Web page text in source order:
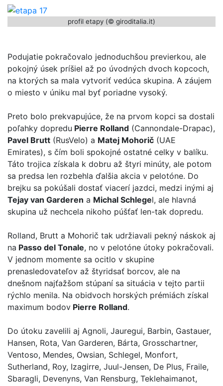
profil etapy (© giroditalia.it)
Podujatie pokračovalo jednoduchšou previerkou, ale
pokojný úsek príšiel až po úvodných dvoch kopcoch,
na ktorých sa mala vytvoriť vedúca skupina. A záujem
o miesto v úniku mal byť poriadne vysoký.
Preto bolo prekvapujúce, že na prvom kopci sa dostali
poľahky dopredu Pierre Rolland (Cannondale-Drapac),
Pavel Brutt (RusVelo) a Matej Mohorič (UAE
Emirates), s čím boli spokojné ostatné celky v balíku.
Táto trojica získala k dobru až štyri minúty, ale potom
sa predsa len rozbehla ďalšia akcia v pelotóne. Do
brejku sa pokúšali dostať viacerí jazdci, medzi inými aj
Tejay van Garderen a Michal Schlegel, ale hlavná
skupina už nechcela nikoho púšťať len-tak dopredu.
Rolland, Brutt a Mohorič tak udržiavali pekný náskok aj
na Passo del Tonale, no v pelotóne útoky pokračovali.
V jednom momente sa ocitlo v skupine
prenasledovateľov až štyridsať borcov, ale na
dnešnom najťažšom stúpaní sa situácia v tejto partii
rýchlo menila. Na obidvoch horských prémiách získal
maximum bodov Pierre Rolland.
Do útoku zavelili aj Agnoli, Jauregui, Barbin, Gastauer,
Hansen, Rota, Van Garderen, Bárta, Grosschartner,
Ventoso, Mendes, Owsian, Schlegel, Monfort,
Sutherland, Roy, Izagirre, Juul-Jensen, De Plus, Fraile,
Sbaragli, Devenyns, Van Rensburg, Teklehaimanot,